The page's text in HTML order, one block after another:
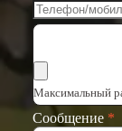
Максимальный
Сообщение *